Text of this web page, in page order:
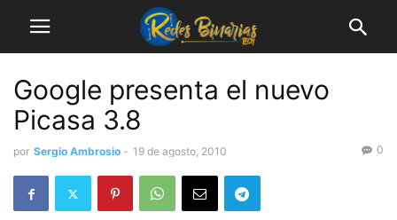
Google presenta el nuevo
Picasa 3.8
por Sergio Ambrosio - 19 de agosto, 2010 0